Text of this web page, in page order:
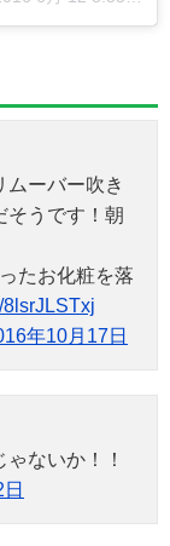
ーバー吹き
そうです！朝
たお化粧を落
8lsrJLSTxj
年10月17日
ないか！！